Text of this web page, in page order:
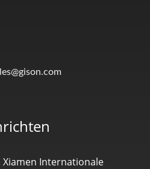
Xiamen Internationale